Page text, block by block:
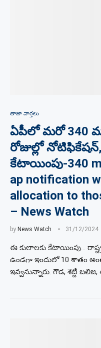
తాజా వార్తలు
ఏపీలో మరో 340
రోజుల్లో
కేటాయింపు-340
ap notification
allocation to
– News Watch
by News Watch 31/12/2024
ఈ కులాలకు కేటాయింపు…
ఉండగా ఇందులో 10 శాతం
ఇవ్వనున్నారు. గౌడ, శెట్టి